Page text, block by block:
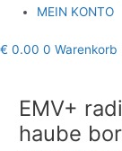
MEIN KONTO
€ 0.00 0 Warenkorb
EMV+
haube